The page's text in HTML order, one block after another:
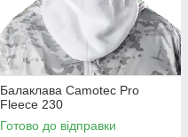
Балаклава Camotec Pro
Fleece 230
Готово до відправки